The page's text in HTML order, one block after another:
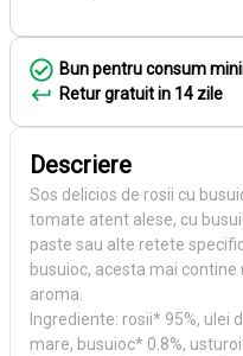
Bun pentru consum
Retur gratuit in 14 zile
Descriere
Sos delicios de rosii cu
tomate atent alese, cu
paste sau alte retete
busuioc, acesta mai
aroma.
Ingrediente: rosii* 95%, ulei
mare, busuioc* 0.8%,